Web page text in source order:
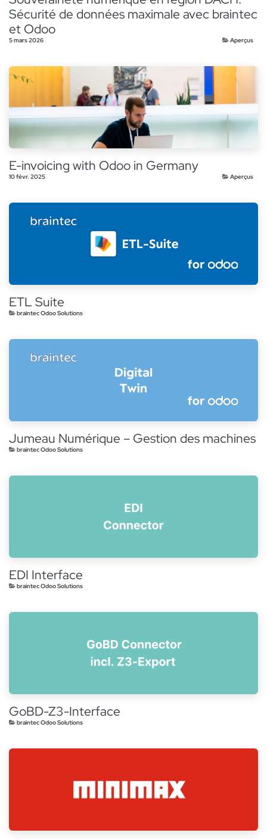
Sécurité de données maximale avec braintec
et Odoo
5 mars 2026 Aperçus
E-invoicing with Odoo in Germany
10 févr. 2025 Aperçus
ETL Suite
braintec Odoo Solutions
Jumeau Numérique – Gestion des machines
braintec Odoo Solutions
EDI Interface
braintec Odoo Solutions
GoBD-Z3-Interface
braintec Odoo Solutions